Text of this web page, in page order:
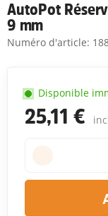
AutoPot
9 mm
Numéro d'article:
25,11 €
Disponible